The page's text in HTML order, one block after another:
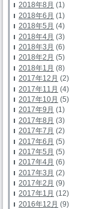
2018年8月 (1)
2018年6月 (1)
2018年5月 (4)
2018年4月 (3)
2018年3月 (6)
2018年2月 (5)
2018年1月 (8)
2017年12月 (2)
2017年11月 (4)
2017年10月 (5)
2017年9月 (1)
2017年8月 (3)
2017年7月 (2)
2017年6月 (5)
2017年5月 (5)
2017年4月 (6)
2017年3月 (2)
2017年2月 (9)
2017年1月 (12)
2016年12月 (9)